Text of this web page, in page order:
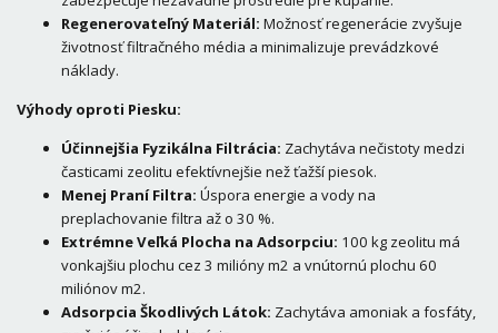
Regenerovateľný Materiál: Možnosť regenerácie zvyšuje
životnosť filtračného média a minimalizuje prevádzkové
náklady.
Výhody oproti Piesku:
Účinnejšia Fyzikálna Filtrácia: Zachytáva nečistoty medzi
časticami zeolitu efektívnejšie než ťažší piesok.
Menej Praní Filtra: Úspora energie a vody na
preplachovanie filtra až o 30 %.
Extrémne Veľká Plocha na Adsorpciu: 100 kg zeolitu má
vonkajšiu plochu cez 3 milióny m2 a vnútornú plochu 60
miliónov m2.
Adsorpcia Škodlivých Látok: Zachytáva amoniak a fosfáty,